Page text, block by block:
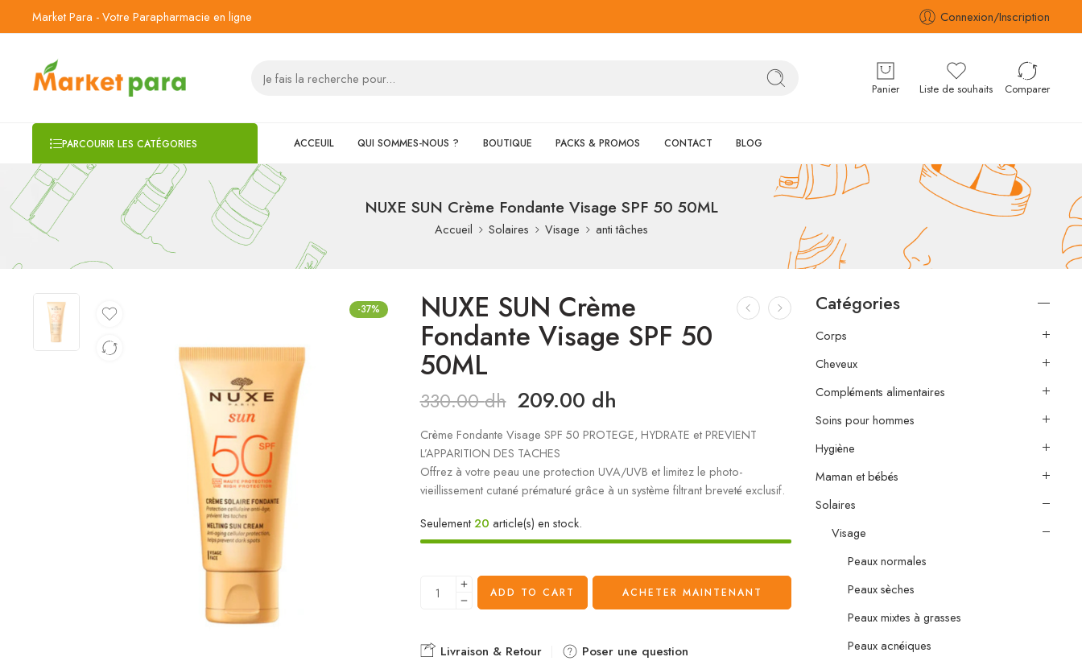
Market Para - Votre Parapharmacie en ligne Connexion/Inscription
Panier Liste de souhaits Comparer
PARCOURIR LES CATÉGORIES ACCEUIL QUI SOMMES-NOUS ? BOUTIQUE PACKS & PROMOS CONTACT BLOG
NUXE SUN Crème Fondante Visage SPF 50 50ML
Accueil Solaires Visage anti tâches
-37% NUXE SUN Crème
Fondante Visage SPF 50
50ML
330.00dh 209.00 dh
Crème Fondante Visage SPF 50 PROTEGE, HYDRATE et PREVIENT
L’APPARITION DES TACHES
Offrez à votre peau une protection UVA/UVB et limitez le photo-
vieillissement cutané prématuré grâce à un système filtrant breveté exclusif.
Seulement20 article(s) en stock.
ADD TO CART ACHETER MAINTENANT
Livraison & Retour
Poser une question
Catégories
Corps
Cheveux
Compléments alimentaires
Soins pour hommes
Hygiène
Maman et bébés
Solaires
Visage
Peaux normales
Peaux sèches
Peaux mixtes à grasses
Peaux acnéiques